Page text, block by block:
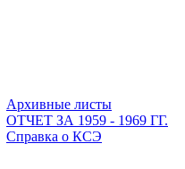
Архивные листы
ОТЧЕТ ЗА 1959 - 1969 ГГ.
Справка о КСЭ